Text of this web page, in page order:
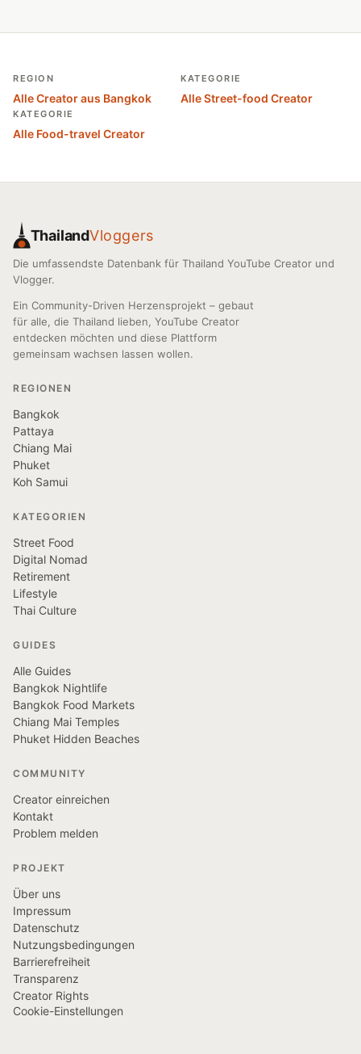
REGION
Alle Creator aus Bangkok
KATEGORIE
Alle Street-food Creator
KATEGORIE
Alle Food-travel Creator
ThailandVloggers
Die umfassendste Datenbank für Thailand YouTube Creator und
Vlogger.
Ein Community-Driven Herzensprojekt – gebaut
für alle, die Thailand lieben, YouTube Creator
entdecken möchten und diese Plattform
gemeinsam wachsen lassen wollen.
REGIONEN
Bangkok
Pattaya
Chiang Mai
Phuket
Koh Samui
KATEGORIEN
Street Food
Digital Nomad
Retirement
Lifestyle
Thai Culture
GUIDES
Alle Guides
Bangkok Nightlife
Bangkok Food Markets
Chiang Mai Temples
Phuket Hidden Beaches
COMMUNITY
Creator einreichen
Kontakt
Problem melden
PROJEKT
Über uns
Impressum
Datenschutz
Nutzungsbedingungen
Barrierefreiheit
Transparenz
Creator Rights
Cookie-Einstellungen